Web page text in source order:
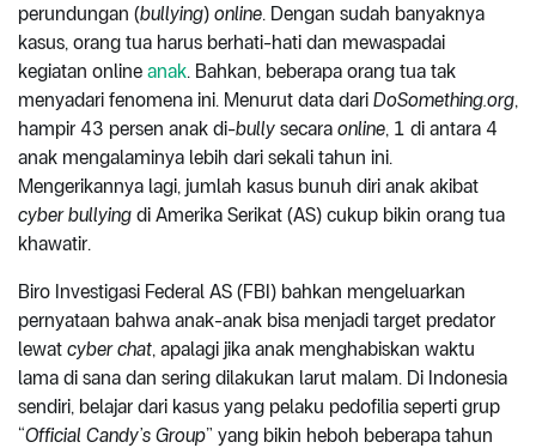
perundungan (bullying) online. Dengan sudah banyaknya
kasus, orang tua harus berhati-hati dan mewaspadai
kegiatan online anak. Bahkan, beberapa orang tua tak
menyadari fenomena ini. Menurut data dari DoSomething.org,
hampir 43 persen anak di-bully secara online, 1 di antara 4
anak mengalaminya lebih dari sekali tahun ini.
Mengerikannya lagi, jumlah kasus bunuh diri anak akibat
cyber bullying di Amerika Serikat (AS) cukup bikin orang tua
khawatir.
Biro Investigasi Federal AS (FBI) bahkan mengeluarkan
pernyataan bahwa anak-anak bisa menjadi target predator
lewat cyber chat, apalagi jika anak menghabiskan waktu
lama di sana dan sering dilakukan larut malam. Di Indonesia
sendiri, belajar dari kasus yang pelaku pedofilia seperti grup
“Official Candy’s Group” yang bikin heboh beberapa tahun